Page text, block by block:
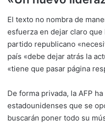
El texto no nombra de
esfuerza en dejar claro
partido republicano
país «debe dejar atrás la
«tiene que pasar página
De forma privada, la AFP
estadounidenses que se
buscarán poner todo su